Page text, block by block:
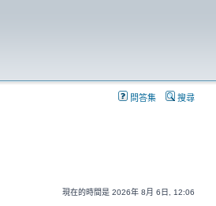
問答集 搜尋
現在的時間是 2026年 8月 6日, 12:06